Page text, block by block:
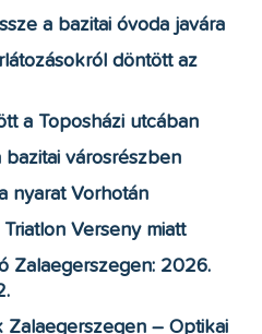
a bazitai óvoda javára
döntött az
a Toposházi utcában
városrészben
nyarat Vorhotán
Verseny miatt
Zalaegerszegen: 2026.
Zalaegerszegen – Optikai